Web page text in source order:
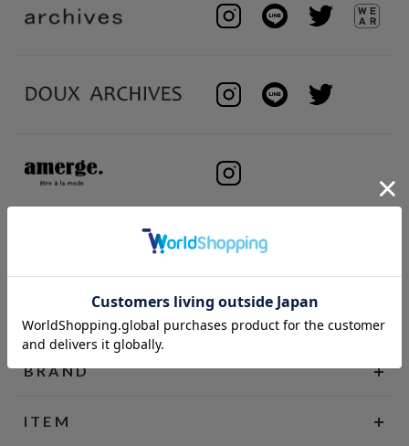
BRAND
ITEM